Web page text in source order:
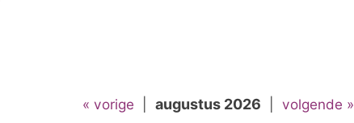
« vorige augustus 2026 volgende »